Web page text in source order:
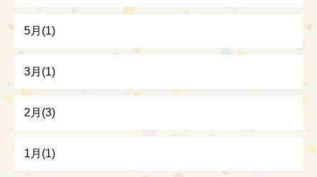
5月(1)
3月(1)
2月(3)
1月(1)